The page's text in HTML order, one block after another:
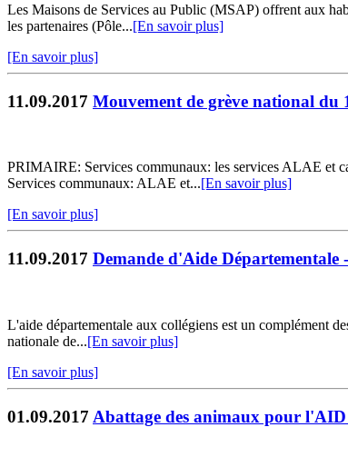
Les Maisons de Services au Public (MSAP) offrent aux
les partenaires (Pôle...[En savoir plus]
[En savoir plus]
11.09.2017 Mouvement de grève national du
PRIMAIRE: Services communaux: les services ALAE et
Services communaux: ALAE et...[En savoir plus]
[En savoir plus]
11.09.2017 Demande d'Aide Départementale
L'aide départementale aux collégiens est un complément
nationale de...[En savoir plus]
[En savoir plus]
01.09.2017 Abattage des animaux pour